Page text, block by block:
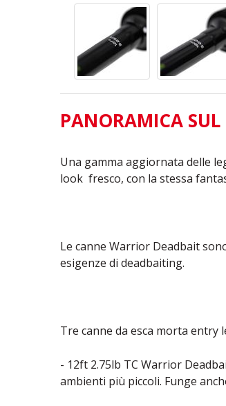
PANORAMICA
Una gamma aggiornata delle
look fresco, con la stessa
Le canne Warrior Deadbait
esigenze di deadbaiting.
Tre canne da esca morta entry
- 12ft 2.75lb TC Warrior
ambienti più piccoli. Funge